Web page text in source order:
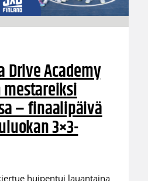
Drive Academy
– finaalipäivä
3×3-
huipentui lauantaina